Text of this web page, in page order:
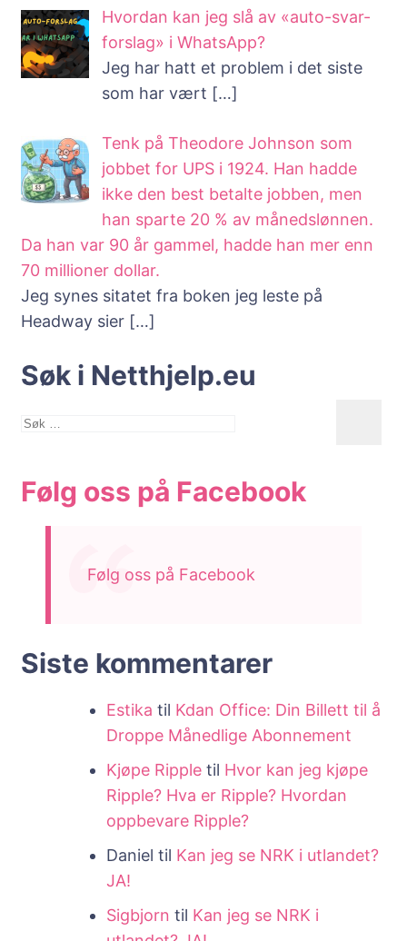
Hvordan kan jeg slå av «auto-svar-
forslag» i WhatsApp?
Jeg har hatt et problem i det siste
som har vært […]
Tenk på Theodore Johnson som
jobbet for UPS i 1924. Han hadde
ikke den best betalte jobben, men
han sparte 20 % av månedslønnen.
Da han var 90 år gammel, hadde han mer enn
70 millioner dollar.
Jeg synes sitatet fra boken jeg leste på
Headway sier […]
Søk i Netthjelp.eu
Søk
Følg oss på Facebook
Følg oss på Facebook
Siste kommentarer
Estika til Kdan Office: Din Billett til å
Droppe Månedlige Abonnement
Kjøpe Ripple til Hvor kan jeg kjøpe
Ripple? Hva er Ripple? Hvordan
oppbevare Ripple?
Daniel til Kan jeg se NRK i utlandet?
JA!
Sigbjorn til Kan jeg se NRK i